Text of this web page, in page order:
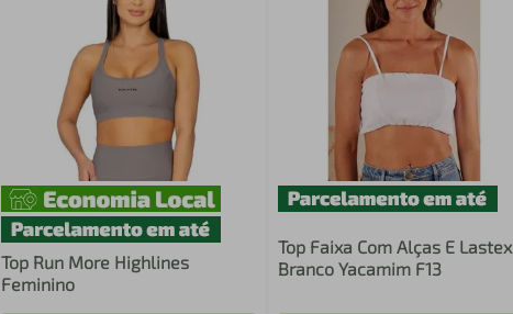
Top Run More Highlines
Feminino
Top Faixa Com Alças E Lastex
Branco Yacamim F13